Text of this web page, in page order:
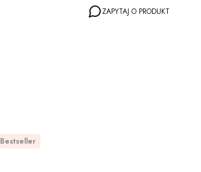
ZAPYTAJ O PRODUKT
Bestseller